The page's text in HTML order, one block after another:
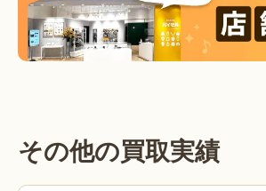
その他の買取実績